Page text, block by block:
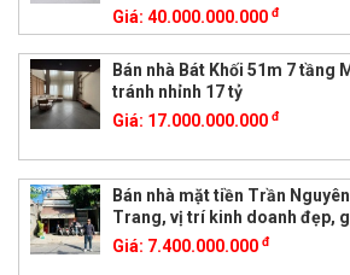
Giá: 40.000.000.000 đ
Bán nhà Bát Khối 51m 7 tầng
tránh nhỉnh 17 tỷ
Giá: 17.000.000.000 đ
Bán nhà mặt tiền Trần
Trang, vị trí kinh doanh đẹp,
Giá: 7.400.000.000 đ